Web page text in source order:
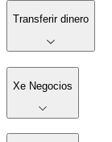
Transferir dinero
Xe Negocios